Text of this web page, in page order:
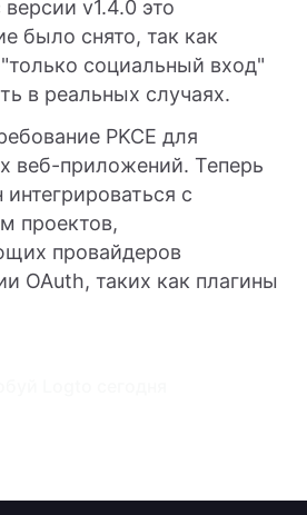
v1.4.0 это
было снято, так как
социальный вход"
в реальных случаях.
PKCE для
веб-приложений. Теперь
с
проектов,
провайдеров
OAuth, таких как плагины